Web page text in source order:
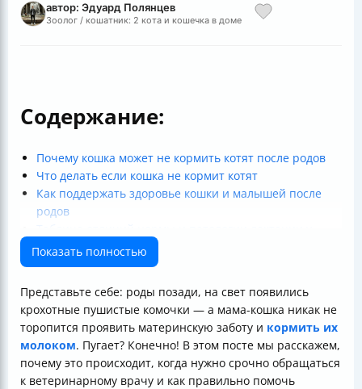
автор: Эдуард Полянцев
Зоолог / кошатник: 2 кота и кошечка в доме
Содержание:
Почему кошка может не кормить котят после родов
Что делать если кошка не кормит котят
Как поддержать здоровье кошки и малышей после
родов
кошки
Вывод
Показать полностью
Представьте себе: роды позади, на свет появились
крохотные пушистые комочки — а мама-кошка никак не
торопится проявить материнскую заботу и кормить их
молоком. Пугает? Конечно! В этом посте мы расскажем,
почему это происходит, когда нужно срочно обращаться
к ветеринарному врачу и как правильно помочь